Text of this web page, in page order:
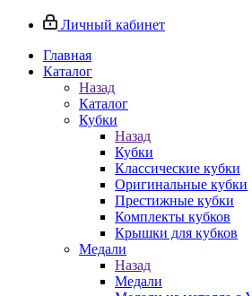
Личный кабинет
Главная
Каталог
Назад
Каталог
Кубки
Назад
Кубки
Классические кубки
Оригинальные кубки
Престижные кубки
Комплекты кубков
Крышки для кубков
Медали
Назад
Медали